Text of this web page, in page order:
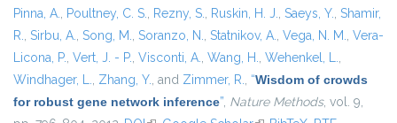
Pinna, A., Poultney, C. S., Rezny, S., Ruskin, H. J., Saeys, Y., Shamir,
R., Sirbu, A., Song, M., Soranzo, N., Statnikov, A., Vega, N. M., Vera-
Licona, P., Vert, J. - P., Visconti, A., Wang, H., Wehenkel, L.,
Windhager, L., Zhang, Y., and Zimmer, R., “Wisdom of crowds
for robust gene network inference”, Nature Methods, vol. 9,